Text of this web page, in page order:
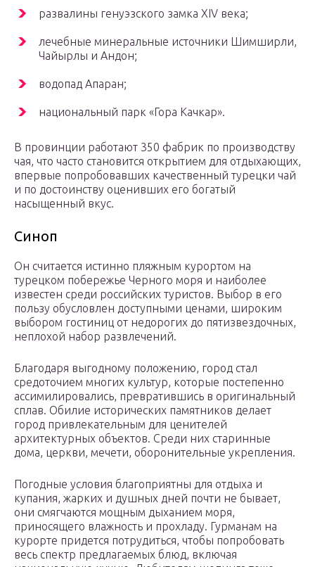
развалины генуэзского замка ХIV века;
лечебные минеральные источники Шимширли,
Чайырлы и Андон;
водопад Апаран;
национальный парк «Гора Качкар».
В провинции работают 350 фабрик по производству
чая, что часто становится открытием для отдыхающих,
впервые попробовавших качественный турецки чай
и по достоинству оценивших его богатый
насыщенный вкус.
Синоп
Он считается истинно пляжным курортом на
турецком побережье Черного моря и наиболее
известен среди российских туристов. Выбор в его
пользу обусловлен доступными ценами, широким
выбором гостиниц от недорогих до пятизвездочных,
неплохой набор развлечений.
Благодаря выгодному положению, город стал
средоточием многих культур, которые постепенно
ассимилировались, превратившись в оригинальный
сплав. Обилие исторических памятников делает
город привлекательным для ценителей
архитектурных объектов. Среди них старинные
дома, церкви, мечети, оборонительные укрепления.
Погодные условия благоприятны для отдыха и
купания, жарких и душных дней почти не бывает,
они смягчаются мощным дыханием моря,
приносящего влажность и прохладу. Гурманам на
курорте придется потрудиться, чтобы попробовать
весь спектр предлагаемых блюд, включая